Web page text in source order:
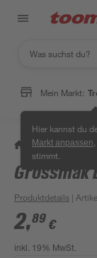
Mein Markt:
Hier kannst du
Markt anpassen
stimmt.
/ Garten &
Grossmak
Produktdetails |
2,89 €
inkl. 19% MwSt.